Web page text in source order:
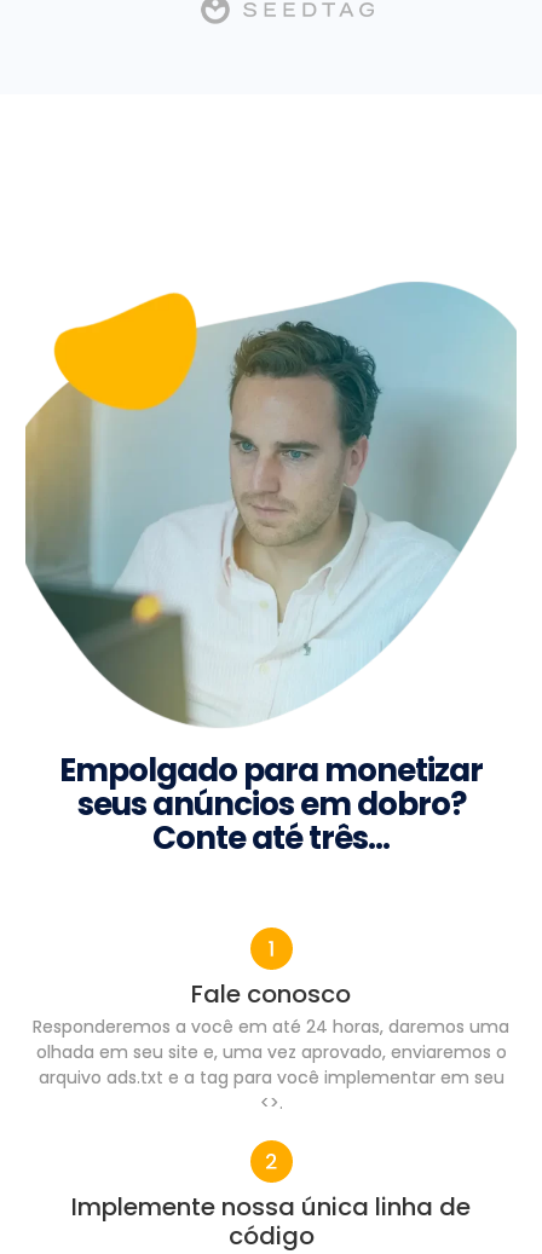
Empolgado para monetizar
seus anúncios em dobro?
Conte até três…
Fale conosco
Responderemos a você em até 24 horas, daremos uma
olhada em seu site e, uma vez aprovado, enviaremos o
arquivo ads.txt e a tag para você implementar em seu
<>.
Implemente nossa única linha de
código